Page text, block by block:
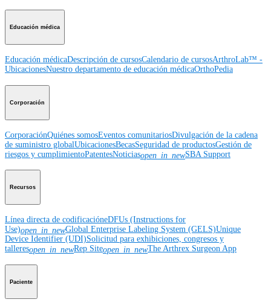
Educación médica
Educación médicaDescripción de cursosCalendario de cursosArthroLab™ -
UbicacionesNuestro departamento de educación médicaOrthoPedia
Corporación
CorporaciónQuiénes somosEventos comunitariosDivulgación de la cadena
de suministro globalUbicacionesBecasSeguridad de productosGestión de
riesgos y cumplimientoPatentesNoticiasopen_in_newSBA Support
Recursos
Línea directa de codificacióneDFUs (Instructions for
Use)open_in_newGlobal Enterprise Labeling System (GELS)Unique
Device Identifier (UDI)Solicitud para exhibiciones, congresos y
talleresopen_in_newRep Siteopen_in_newThe Arthrex Surgeon App
Paciente